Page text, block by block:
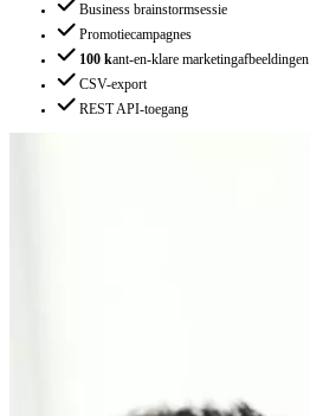
Business brainstormsessie
Promotiecampagnes
100 kant-en-klare marketingafbeeldingen
CSV-export
REST API-toegang